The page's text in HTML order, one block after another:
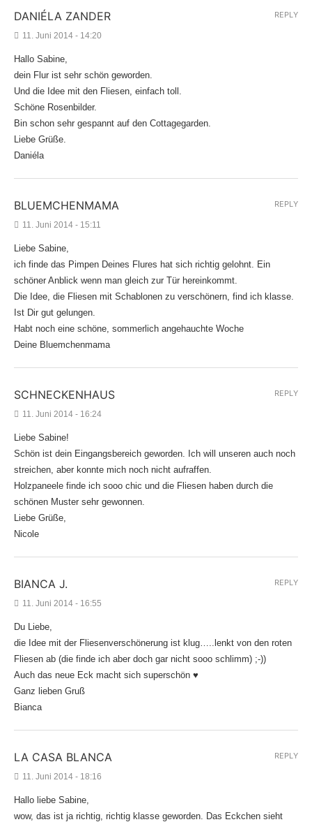
DANIÉLA ZANDER
11. Juni 2014 - 14:20
Hallo Sabine,
dein Flur ist sehr schön geworden.
Und die Idee mit den Fliesen, einfach toll.
Schöne Rosenbilder.
Bin schon sehr gespannt auf den Cottagegarden.
Liebe Grüße.
Daniéla
REPLY
BLUEMCHENMAMA
11. Juni 2014 - 15:11
Liebe Sabine,
ich finde das Pimpen Deines Flures hat sich richtig gelohnt. Ein
schöner Anblick wenn man gleich zur Tür hereinkommt.
Die Idee, die Fliesen mit Schablonen zu verschönern, find ich klasse.
Ist Dir gut gelungen.
Habt noch eine schöne, sommerlich angehauchte Woche
Deine Bluemchenmama
REPLY
SCHNECKENHAUS
11. Juni 2014 - 16:24
Liebe Sabine!
Schön ist dein Eingangsbereich geworden. Ich will unseren auch noch
streichen, aber konnte mich noch nicht aufraffen.
Holzpaneele finde ich sooo chic und die Fliesen haben durch die
schönen Muster sehr gewonnen.
Liebe Grüße,
Nicole
REPLY
BIANCA J.
11. Juni 2014 - 16:55
Du Liebe,
die Idee mit der Fliesenverschönerung ist klug…..lenkt von den roten
Fliesen ab (die finde ich aber doch gar nicht sooo schlimm) ;-))
Auch das neue Eck macht sich superschön ♥
Ganz lieben Gruß
Bianca
REPLY
LA CASA BLANCA
11. Juni 2014 - 18:16
Hallo liebe Sabine,
wow, das ist ja richtig, richtig klasse geworden. Das Eckchen sieht
REPLY